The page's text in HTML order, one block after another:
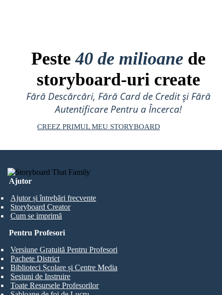
Peste40 de milioane de
storyboard-uri create
Fără Descărcări, Fără Card de Credit și Fără
Autentificare Pentru a Încerca!
CREEZ PRIMUL MEU STORYBOARD
Ajutor
Ajutor și întrebări frecvente
Storyboard Creator
Cum se imprimă
Pentru Profesori
Versiune Gratuită Pentru Profesori
Pachete District
Biblioteci Școlare și Centre Media
Sesiuni de Instruire
Toate Resursele Profesorilor